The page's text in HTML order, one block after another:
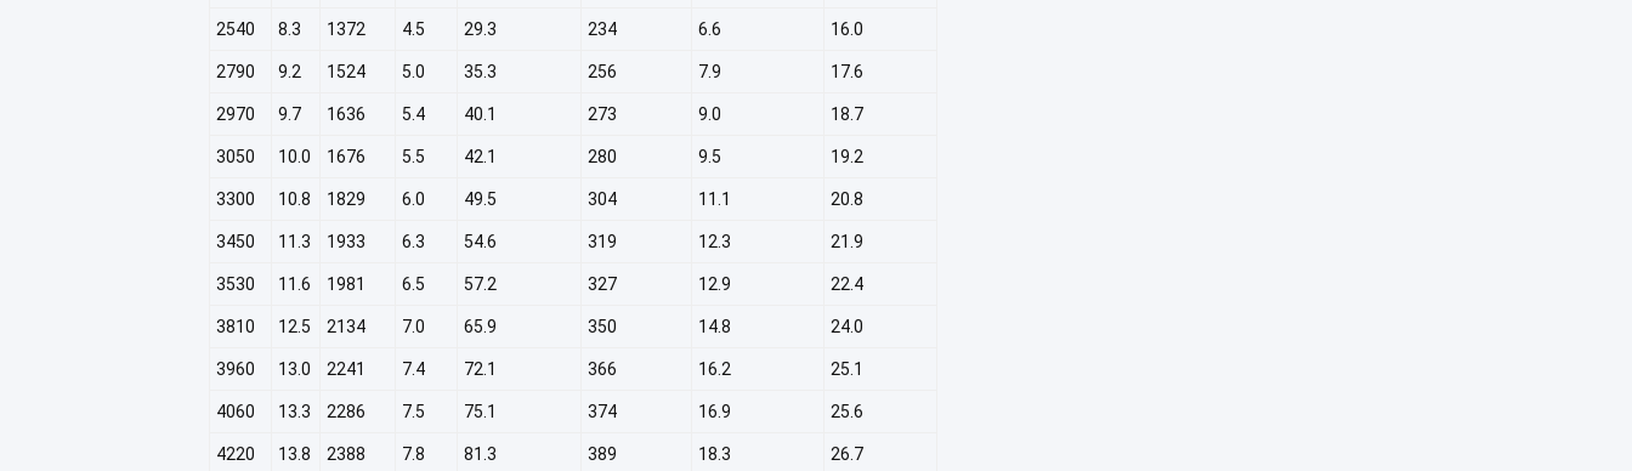
2540 8.3 1372 4.5 29.3 234 6.6 16.0
2790 9.2 1524 5.0 35.3 256 7.9 17.6
2970 9.7 1636 5.4 40.1 273 9.0 18.7
3050 10.0 1676 5.5 42.1 280 9.5 19.2
3300 10.8 1829 6.0 49.5 304 11.1 20.8
3450 11.3 1933 6.3 54.6 319 12.3 21.9
3530 11.6 1981 6.5 57.2 327 12.9 22.4
3810 12.5 2134 7.0 65.9 350 14.8 24.0
3960 13.0 2241 7.4 72.1 366 16.2 25.1
4060 13.3 2286 7.5 75.1 374 16.9 25.6
4220 13.8 2388 7.8 81.3 389 18.3 26.7